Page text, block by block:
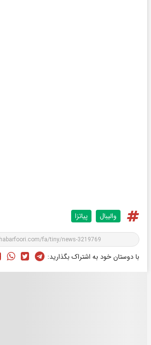
والیبال پیاتزا
با دوستان خود به اشتراک بگذارید: